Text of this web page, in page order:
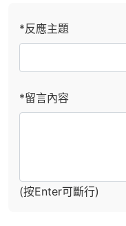
*反應主題
*留言內容
(按Enter可斷行)